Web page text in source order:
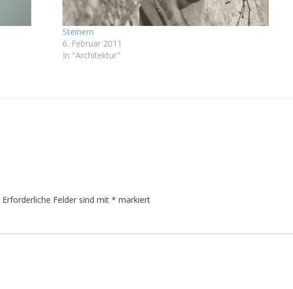
Steinern
6. Februar 2011
In "Architektur"
Erforderliche Felder sind mit * markiert